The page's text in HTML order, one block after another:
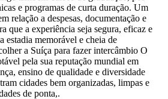
e programas de curta duração. Um
relação a despesas, documentação e
que a experiência seja segura, eficaz e
estadia memorável e cheia de
a Suíça para fazer intercâmbio O
pela sua reputação mundial em
ensino de qualidade e diversidade
cidades bem organizadas, limpas e
de ponta,.